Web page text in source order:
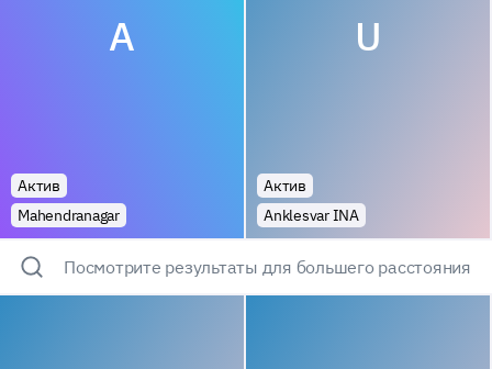
A
Актив
Mahendranagar
U
Актив
Anklesvar INA
Посмотрите результаты для большего расстояния